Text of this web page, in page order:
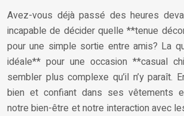
Avez-vous déjà passé des heures
incapable de décider quelle **tenue
pour une simple sortie entre amis? La
idéale** pour une occasion **casual
sembler plus complexe qu’il n’y paraît.
bien et confiant dans ses vêtements
notre bien-être et notre interaction avec